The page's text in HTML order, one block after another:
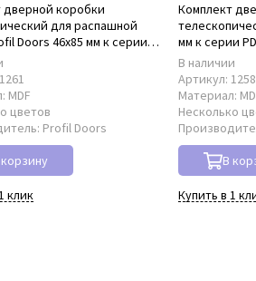
дверной коробки
для распашной
Doors 46x85 мм к серии
1261
MDF
цветов
Profil Doors
клик
Комплект
мм к серии PD
В наличии
Артикул: 1258
Материал:
Несколько
В
Купить в 1